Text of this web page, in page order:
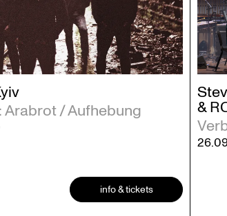
Arabrot / Aufhebung
info & tickets
&